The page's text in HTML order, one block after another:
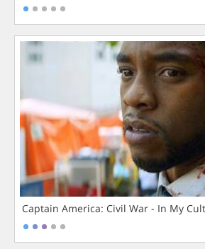
Captain America: Civil War - In My